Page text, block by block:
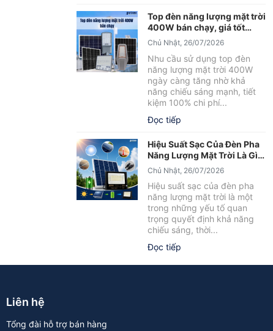
Top đèn năng lượng mặt trời
400W bán chạy, giá tốt
2026
Chủ Nhật, 26/07/2026
Nhu cầu sử dụng top đèn
năng lượng mặt trời 400W
ngày càng tăng nhờ khả
năng chiếu sáng mạnh, tiết
kiệm 100% chi phí...
Đọc tiếp
Hiệu Suất Sạc Của Đèn Pha
Năng Lượng Mặt Trời Là Gì?
Yếu Tố Ảnh Hưởng Cần Biết
Chủ Nhật, 26/07/2026
Hiệu suất sạc của đèn pha
năng lượng mặt trời là một
trong những yếu tố quan
trọng quyết định khả năng
chiếu sáng, thời...
Đọc tiếp
Liên hệ
Tổng đài hỗ trợ bán hàng